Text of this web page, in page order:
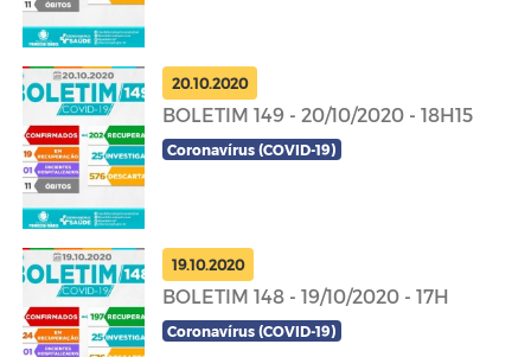
20.10.2020
BOLETIM 149 - 20/10/2020 - 18H15
Coronavírus (COVID-19)
19.10.2020
BOLETIM 148 - 19/10/2020 - 17H
Coronavírus (COVID-19)